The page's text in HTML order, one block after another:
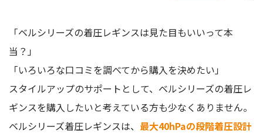
「ベルシリーズの着圧レギンスは見た目もいいって本
当？」
「いろいろな口コミを調べてから購入を決めたい」
スタイルアップのサポートとして、ベルシリーズの着圧レ
ギンスを購入したいと考えている方も少なくありません。
ベルシリーズ着圧レギンスは、 最大40hPaの段階着圧設計